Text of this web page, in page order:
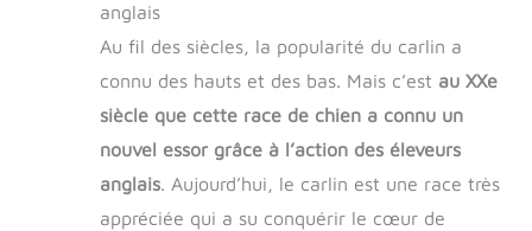
anglais
Au fil des siècles, la popularité du carlin a
connu des hauts et des bas. Mais c’est au XXe
siècle que cette race de chien a connu un
nouvel essor grâce à l’action des éleveurs
anglais. Aujourd’hui, le carlin est une race très
appréciée qui a su conquérir le cœur de